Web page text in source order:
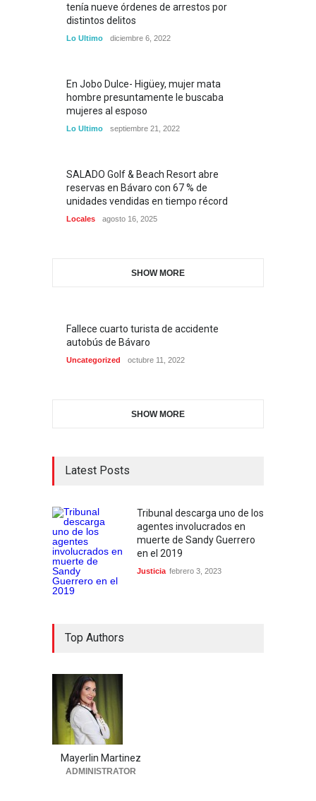
tenía nueve órdenes de arrestos por
distintos delitos
Lo Ultimo diciembre 6, 2022
En Jobo Dulce- Higüey, mujer mata
hombre presuntamente le buscaba
mujeres al esposo
Lo Ultimo septiembre 21, 2022
SALADO Golf & Beach Resort abre
reservas en Bávaro con 67 % de
unidades vendidas en tiempo récord
Locales agosto 16, 2025
SHOW MORE
Fallece cuarto turista de accidente
autobús de Bávaro
Uncategorized octubre 11, 2022
SHOW MORE
Latest Posts
Tribunal descarga uno de los
agentes involucrados en
muerte de Sandy Guerrero
en el 2019
Justicia febrero 3, 2023
Top Authors
Mayerlin Martinez
ADMINISTRATOR